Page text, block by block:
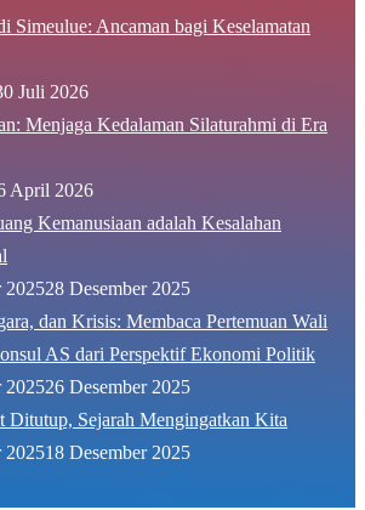
Simeulue: Ancaman bagi Keselamatan
Juli 2026
Menjaga Kedalaman Silaturahmi di Era
April 2026
Kemanusiaan adalah Kesalahan
202528 Desember 2025
dan Krisis: Membaca Pertemuan Wali
AS dari Perspektif Ekonomi Politik
202526 Desember 2025
Ditutup, Sejarah Mengingatkan Kita
202518 Desember 2025